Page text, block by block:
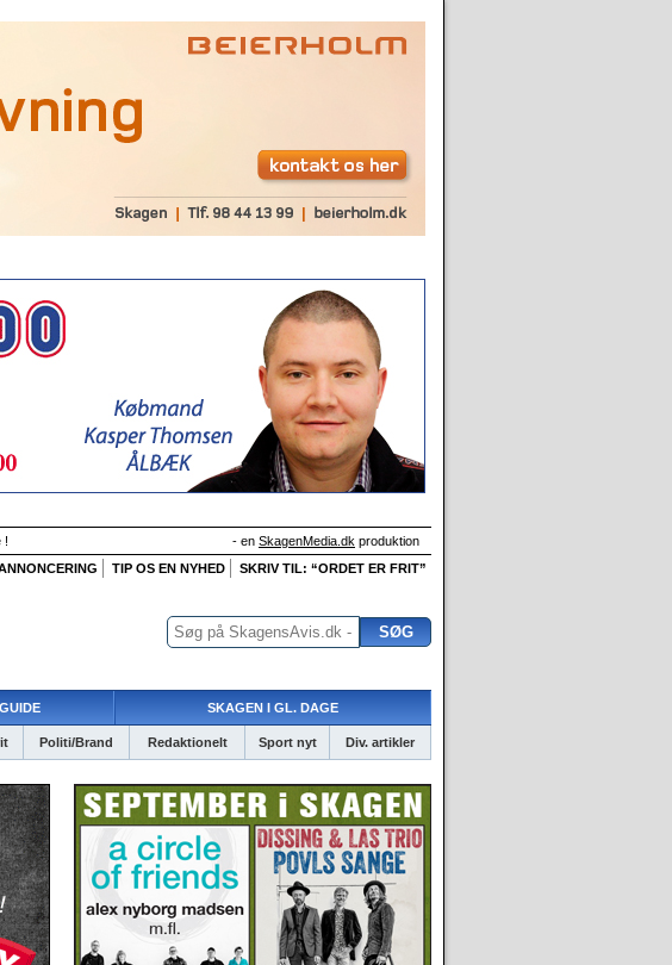
! - en SkagenMedia.dk produktion
TIP OS EN NYHED SKRIV TIL: “ORDET ER FRIT”
SKAGEN I GL. DAGE
Politi/Brand Redaktionelt Sport nyt Div. artikler